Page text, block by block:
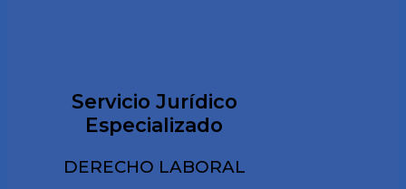
Servicio Jurídico
Especializado
DERECHO LABORAL